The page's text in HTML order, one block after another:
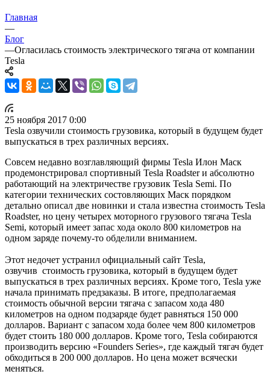
Главная
—
Блог
—Огласилась стоимость электрического тягача от компании
Tesla
25 ноября 2017 0:00
Tesla озвучили стоимость грузовика, который в будущем будет
выпускаться в трех различных версиях.
Совсем недавно возглавляющий фирмы Tesla Илон Маск
продемонстрировал спортивный Tesla Roadster и абсолютно
работающий на электричестве грузовик Tesla Semi. По
категории технических состовляющих Маск порядком
детально описал две новинки и стала известна стоимость Tesla
Roadster, но цену четырех моторного грузового тягача Tesla
Semi, который имеет запас хода около 800 километров на
одном заряде почему-то обделили вниманием.
Этот недочет устранил официальный сайт Tesla,
озвучив стоимость грузовика, который в будущем будет
выпускаться в трех различных версиях. Кроме того, Tesla уже
начала принимать предзаказы. В итоге, предполагаемая
стоимость обычной версии тягача с запасом хода 480
километров на одном подзаряде будет равняться 150 000
долларов. Вариант с запасом хода более чем 800 километров
будет стоить 180 000 долларов. Кроме того, Tesla собираются
производить версию «Founders Series», где каждый тягач будет
обходиться в 200 000 долларов. Но цена может всячески
меняться.